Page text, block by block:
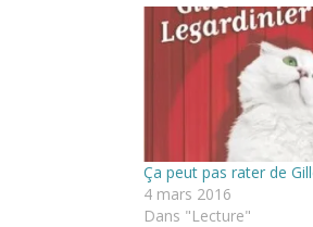
Ça peut pas rater de
4 mars 2016
Dans "Lecture"